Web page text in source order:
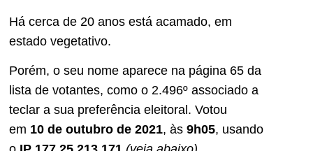
Há cerca de 20 anos está acamado, em
estado vegetativo.
Porém, o seu nome aparece na página 65 da
lista de votantes, como o 2.496º associado a
teclar a sua preferência eleitoral. Votou
em 10 de outubro de 2021, às 9h05, usando